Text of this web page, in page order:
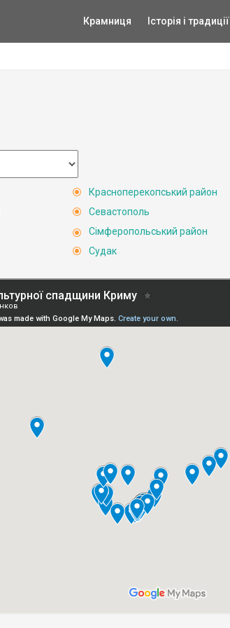
Крамниця Історія і традиції
Красноперекопський район
Севастополь
Сімферопольський район
Судак